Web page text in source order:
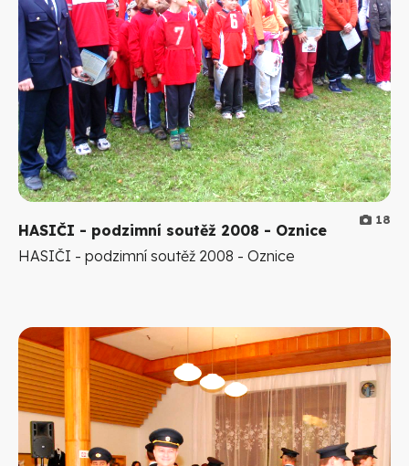
18
HASIČI - podzimní soutěž 2008 - Oznice
HASIČI - podzimní soutěž 2008 - Oznice